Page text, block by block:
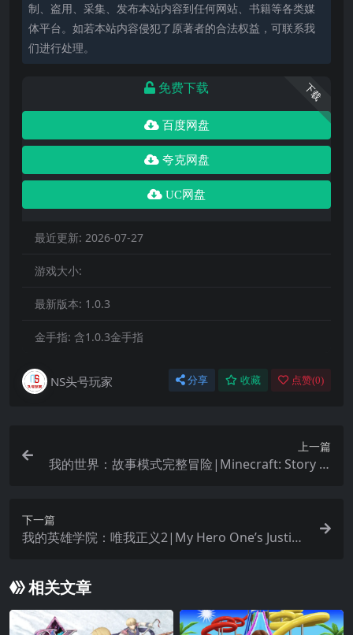
制、盗用、采集、发布本站内容到任何网站、书籍等各类媒
体平台。如若本站内容侵犯了原著者的合法权益，可联系我
们进行处理。
下载
免费下载
百度网盘
夸克网盘
UC网盘
最近更新: 2026-07-27
游戏大小:
最新版本: 1.0.3
金手指: 含1.0.3金手指
NS头号玩家 分享 收藏 点赞(0)
上一篇
我的世界：故事模式完整冒险|Minecraft: Story M
下一篇
我的英雄学院：唯我正义2|My Hero One’s Justice
相关文章